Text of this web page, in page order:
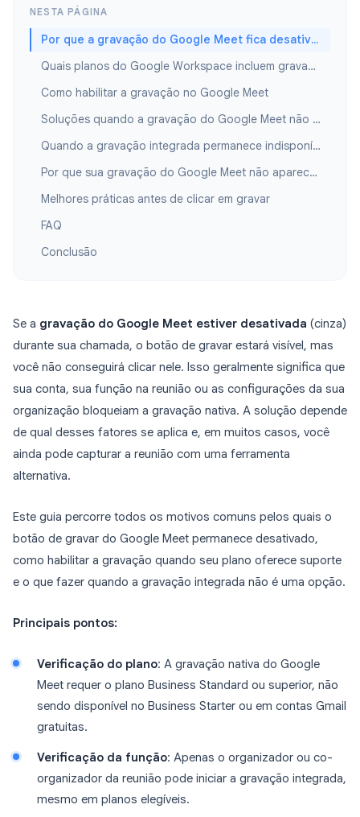
NESTA PÁGINA
Por que a gravação do Google Meet fica desativada
Quais planos do Google Workspace incluem gravação?
Como habilitar a gravação no Google Meet
Soluções quando a gravação do Google Meet não funciona
Quando a gravação integrada permanece indisponível
Por que sua gravação do Google Meet não aparece depois
Melhores práticas antes de clicar em gravar
FAQ
Conclusão
Se a gravação do Google Meet estiver desativada (cinza)
durante sua chamada, o botão de gravar estará visível, mas
você não conseguirá clicar nele. Isso geralmente significa que
sua conta, sua função na reunião ou as configurações da sua
organização bloqueiam a gravação nativa. A solução depende
de qual desses fatores se aplica e, em muitos casos, você
ainda pode capturar a reunião com uma ferramenta
alternativa.
Este guia percorre todos os motivos comuns pelos quais o
botão de gravar do Google Meet permanece desativado,
como habilitar a gravação quando seu plano oferece suporte
e o que fazer quando a gravação integrada não é uma opção.
Principais pontos:
Verificação do plano: A gravação nativa do Google
Meet requer o plano Business Standard ou superior, não
sendo disponível no Business Starter ou em contas Gmail
gratuitas.
Verificação da função: Apenas o organizador ou co-
organizador da reunião pode iniciar a gravação integrada,
mesmo em planos elegíveis.